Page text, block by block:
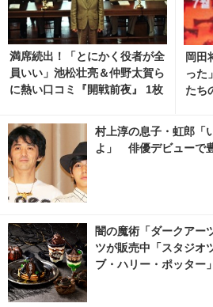
満席続出！「とにかく役者が全
員いい」池松壮亮＆仲野太賀ら
に熱い口コミ『開戦前夜』 1枚
net
岡田
った
たち
真・
村上淳の息子・虹郎「
よ」 俳優デビューで
闇の魔術「ダークアー
ツが販売中「スタジオ
ブ・ハリー・ポッター」